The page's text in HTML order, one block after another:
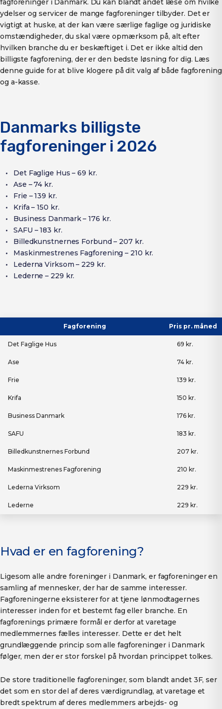
fagforeninger i Danmark. Du kan blandt andet læse om hvilke
ydelser og servicer de mange fagforeninger tilbyder. Det er
vigtigt at huske, at der kan være særlige faglige og juridiske
omstændigheder, du skal være opmærksom på, alt efter
hvilken branche du er beskæftiget i. Det er ikke altid den
billigste fagforening, der er den bedste løsning for dig. Læs
denne guide for at blive klogere på dit valg af både fagforening
og a-kasse.
Danmarks billigste
fagforeninger i 2026
Det Faglige Hus – 69 kr.
Ase – 74 kr.
Frie – 139 kr.
Krifa – 150 kr.
Business Danmark – 176 kr.
SAFU – 183 kr.
Billedkunstnernes Forbund – 207 kr.
Maskinmestrenes Fagforening – 210 kr.
Lederna Virksom – 229 kr.
Lederne – 229 kr.
Fagforening Pris pr. måned
Det Faglige Hus 69 kr.
Ase 74 kr.
Frie 139 kr.
Krifa 150 kr.
Business Danmark 176 kr.
SAFU 183 kr.
Billedkunstnernes Forbund 207 kr.
Maskinmestrenes Fagforening 210 kr.
Lederna Virksom 229 kr.
Lederne 229 kr.
Hvad er en fagforening?
Ligesom alle andre foreninger i Danmark, er fagforeninger en
samling af mennesker, der har de samme interesser.
Fagforeningerne eksisterer for at tjene lønmodtagernes
interesser inden for et bestemt fag eller branche. En
fagforenings primære formål er derfor at varetage
medlemmernes fælles interesser. Dette er det helt
grundlæggende princip som alle fagforeninger i Danmark
følger, men der er stor forskel på hvordan princippet tolkes.
De store traditionelle fagforeninger, som blandt andet 3F, ser
det som en stor del af deres værdigrundlag, at varetage et
bredt spektrum af deres medlemmers arbejds- og